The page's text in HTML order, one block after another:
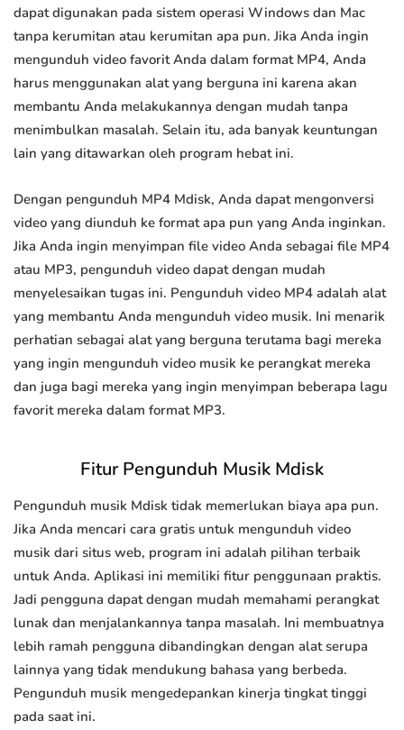
dapat digunakan pada sistem operasi Windows dan Mac
tanpa kerumitan atau kerumitan apa pun. Jika Anda ingin
mengunduh video favorit Anda dalam format MP4, Anda
harus menggunakan alat yang berguna ini karena akan
membantu Anda melakukannya dengan mudah tanpa
menimbulkan masalah. Selain itu, ada banyak keuntungan
lain yang ditawarkan oleh program hebat ini.
Dengan pengunduh MP4 Mdisk, Anda dapat mengonversi
video yang diunduh ke format apa pun yang Anda inginkan.
Jika Anda ingin menyimpan file video Anda sebagai file MP4
atau MP3, pengunduh video dapat dengan mudah
menyelesaikan tugas ini. Pengunduh video MP4 adalah alat
yang membantu Anda mengunduh video musik. Ini menarik
perhatian sebagai alat yang berguna terutama bagi mereka
yang ingin mengunduh video musik ke perangkat mereka
dan juga bagi mereka yang ingin menyimpan beberapa lagu
favorit mereka dalam format MP3.
Fitur Pengunduh Musik Mdisk
Pengunduh musik Mdisk tidak memerlukan biaya apa pun.
Jika Anda mencari cara gratis untuk mengunduh video
musik dari situs web, program ini adalah pilihan terbaik
untuk Anda. Aplikasi ini memiliki fitur penggunaan praktis.
Jadi pengguna dapat dengan mudah memahami perangkat
lunak dan menjalankannya tanpa masalah. Ini membuatnya
lebih ramah pengguna dibandingkan dengan alat serupa
lainnya yang tidak mendukung bahasa yang berbeda.
Pengunduh musik mengedepankan kinerja tingkat tinggi
pada saat ini.